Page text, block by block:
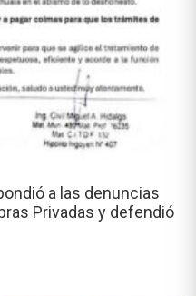
a las denuncias
Privadas y defendió